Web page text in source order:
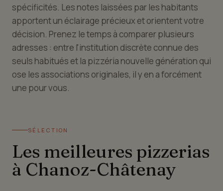
spécificités. Les notes laissées par les habitants
apportent un éclairage précieux et orientent votre
décision. Prenez le temps à comparer plusieurs
adresses : entre l'institution discrète connue des
seuls habitués et la pizzéria nouvelle génération qui
ose les associations originales, il y en a forcément
une pour vous.
SÉLECTION
Les meilleures pizzerias
à Chanoz-Châtenay